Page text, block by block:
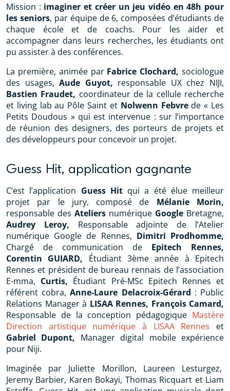
Mission : imaginer et créer un jeu vidéo en 48h pour
les seniors, par équipe de 6, composées d’étudiants de
chaque école et de coachs. Pour les aider et
accompagner dans leurs recherches, les étudiants ont
pu assister à des conférences.
La première, animée par Fabrice Clochard, sociologue
des usages,Aude Guyot, responsable UX chez NIJI,
Bastien Fraudet, coordinateur de la cellule recherche
et living lab au Pôle Saint et Nolwenn Febvrede « Les
Petits Doudous » qui est intervenue : sur l’importance
de réunion des designers, des porteurs de projets et
des développeurs pour concevoir un projet.
Guess Hit, application gagnante
C’est l’application Guess Hitqui a été élue meilleur
projet par le jury, composé de Mélanie Morin,
responsable des Ateliers numérique Google Bretagne,
Audrey Leroy, Responsable adjointe de l’Atelier
numérique Google de Rennes, Dimitri Prodhomme,
Chargé de communication de Epitech Rennes,
Corentin GUIARD, Étudiant 3ème année à Epitech
Rennes et président de bureau rennais de l’association
E-mma, Curtis, Étudiant Pré-MSc Epitech Rennes et
référent cobra,Anne-Laure Delacroix-Gérard : Public
Relations Manager à LISAA Rennes, François Camard,
Responsable de la conception pédagogique Mastère
Direction artistique numérique à LISAA Rennes et
Gabriel Dupont, Manager digital mobile expérience
pour Niji.
Imaginée par Juliette Morillon, Laureen Lesturgez,
Jeremy Barbier, Karen Bokayi, Thomas Ricquart et Liam